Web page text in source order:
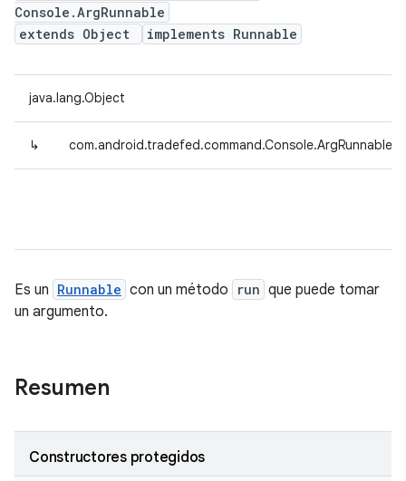
Console.ArgRunnable
extends Object
implements Runnable
java.lang.Object
↳
Es un Runnable con un método run que puede tomar
un argumento.
Resumen
Constructores protegidos